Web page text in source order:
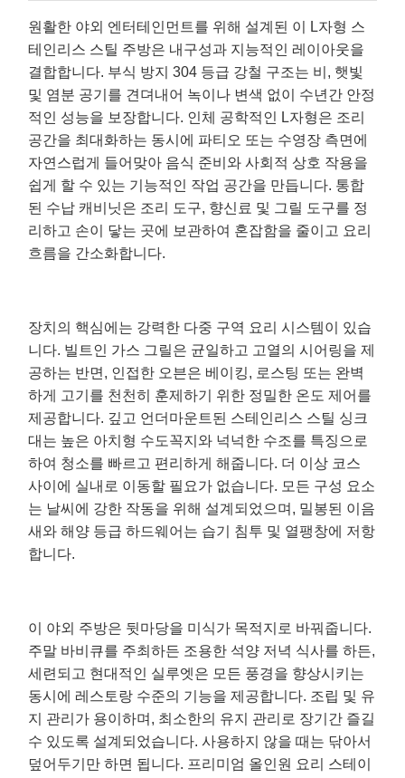
원활한 야외 엔터테인먼트를 위해 설계된 이 L자형 스
테인리스 스틸 주방은 내구성과 지능적인 레이아웃을
결합합니다. 부식 방지 304 등급 강철 구조는 비, 햇빛
및 염분 공기를 견뎌내어 녹이나 변색 없이 수년간 안정
적인 성능을 보장합니다. 인체 공학적인 L자형은 조리
공간을 최대화하는 동시에 파티오 또는 수영장 측면에
자연스럽게 들어맞아 음식 준비와 사회적 상호 작용을
쉽게 할 수 있는 기능적인 작업 공간을 만듭니다. 통합
된 수납 캐비닛은 조리 도구, 향신료 및 그릴 도구를 정
리하고 손이 닿는 곳에 보관하여 혼잡함을 줄이고 요리
흐름을 간소화합니다.
장치의 핵심에는 강력한 다중 구역 요리 시스템이 있습
니다. 빌트인 가스 그릴은 균일하고 고열의 시어링을 제
공하는 반면, 인접한 오븐은 베이킹, 로스팅 또는 완벽
하게 고기를 천천히 훈제하기 위한 정밀한 온도 제어를
제공합니다. 깊고 언더마운트된 스테인리스 스틸 싱크
대는 높은 아치형 수도꼭지와 넉넉한 수조를 특징으로
하여 청소를 빠르고 편리하게 해줍니다. 더 이상 코스
사이에 실내로 이동할 필요가 없습니다. 모든 구성 요소
는 날씨에 강한 작동을 위해 설계되었으며, 밀봉된 이음
새와 해양 등급 하드웨어는 습기 침투 및 열팽창에 저항
합니다.
이 야외 주방은 뒷마당을 미식가 목적지로 바꿔줍니다.
주말 바비큐를 주최하든 조용한 석양 저녁 식사를 하든,
세련되고 현대적인 실루엣은 모든 풍경을 향상시키는
동시에 레스토랑 수준의 기능을 제공합니다. 조립 및 유
지 관리가 용이하며, 최소한의 유지 관리로 장기간 즐길
수 있도록 설계되었습니다. 사용하지 않을 때는 닦아서
덮어두기만 하면 됩니다. 프리미엄 올인원 요리 스테이